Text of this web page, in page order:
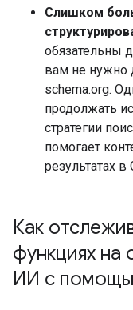
Слишком
обязательны
вам не нужно
schema.org.
продолжать
стратегии
помогает
результатах
Как
функциях на
ИИ с